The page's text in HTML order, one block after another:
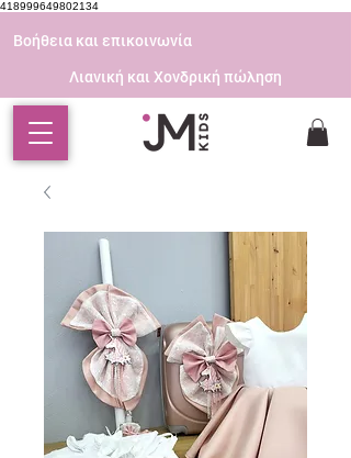
418999649802134
Βοήθεια και επικοινωνία
Λιανική και Χονδρική πώληση